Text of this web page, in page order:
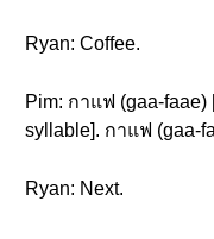
Ryan: Coffee.
Pim: กาแฟ (gaa-faae)
syllable]. กาแฟ (gaa-
Ryan: Next.